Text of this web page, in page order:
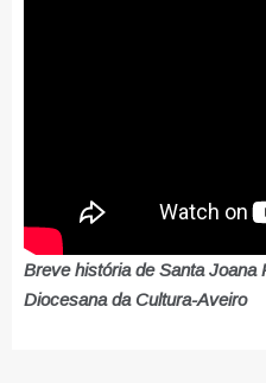
Breve história de Santa Joana
Diocesana da Cultura-Aveiro